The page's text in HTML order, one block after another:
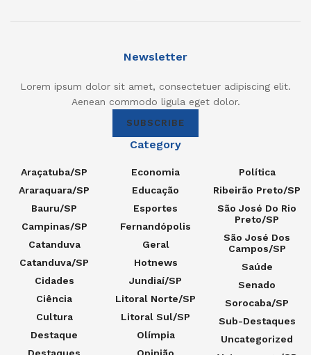
Newsletter
Lorem ipsum dolor sit amet, consectetuer adipiscing elit.
Aenean commodo ligula eget dolor.
SUBSCRIBE
Category
Araçatuba/SP
Araraquara/SP
Bauru/SP
Campinas/SP
Catanduva
Catanduva/SP
Cidades
Ciência
Cultura
Destaque
Economia
Educação
Esportes
Fernandópolis
Geral
Hotnews
Jundiaí/SP
Litoral Norte/SP
Litoral Sul/SP
Olímpia
Política
Ribeirão Preto/SP
São José Do Rio
Preto/SP
São José Dos
Campos/SP
Saúde
Senado
Sorocaba/SP
Sub-Destaques
Uncategorized